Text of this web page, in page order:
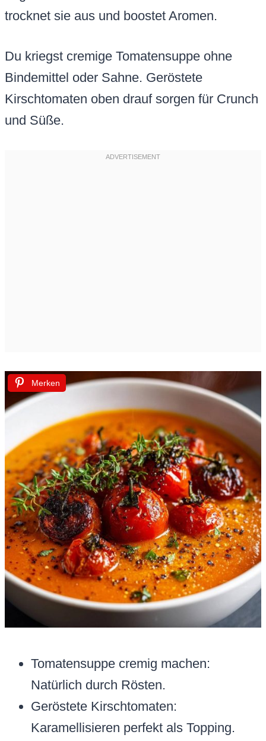
trocknet sie aus und boostet Aromen.
Du kriegst cremige Tomatensuppe ohne
Bindemittel oder Sahne. Geröstete
Kirschtomaten oben drauf sorgen für Crunch
und Süße.
Merken
Tomatensuppe cremig machen:
Natürlich durch Rösten.
Geröstete Kirschtomaten:
Karamellisieren perfekt als Topping.